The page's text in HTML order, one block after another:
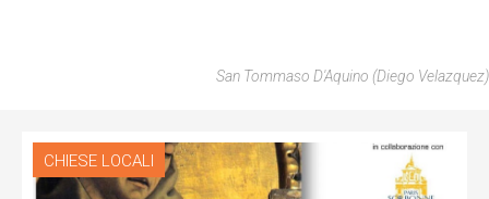
San Tommaso D'Aquino (Diego Velazquez)
CHIESE LOCALI